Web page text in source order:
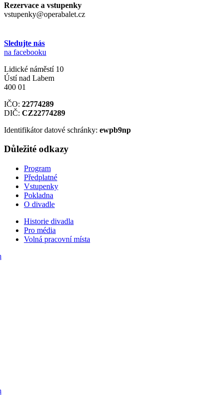
Rezervace a vstupenky
vstupenky@operabalet.cz
Sledujte nás
na facebooku
Lidické náměstí 10
Ústí nad Labem
400 01
IČO: 22774289
DIČ: CZ22774289
Identifikátor datové schránky: ewpb9np
Důležité odkazy
Program
Předplatné
Vstupenky
Pokladna
O divadle
Historie divadla
Pro média
Volná pracovní místa